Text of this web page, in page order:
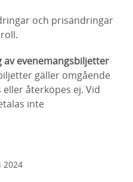
och prisändringar
av evenemangsbiljetter
gäller omgående
återköpes ej. Vid
inte
2024